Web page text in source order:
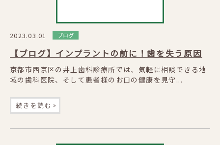
2023.03.01 ブログ
【ブログ】インプラントの前に！歯を失う原因
京都市西京区の井上歯科診療所では、気軽に相談できる地
域の歯科医院、そして患者様のお口の健康を見守...
続きを読む »